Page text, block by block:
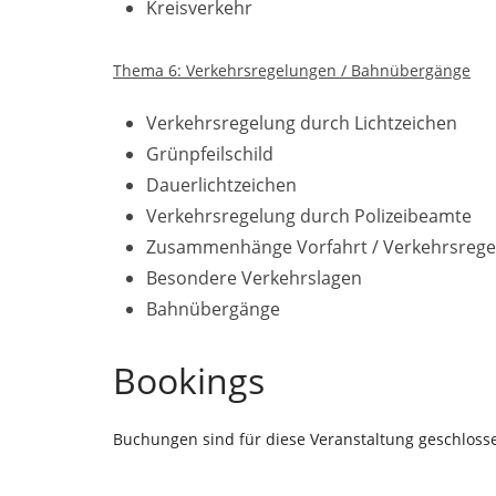
Kreisverkehr
Thema 6: Verkehrsregelungen / Bahnübergänge
Verkehrsregelung durch Lichtzeichen
Grünpfeilschild
Dauerlichtzeichen
Verkehrsregelung durch Polizeibeamte
Zusammenhänge Vorfahrt /
Besondere Verkehrslagen
Bahnübergänge
Bookings
Buchungen sind für diese Veranstaltung